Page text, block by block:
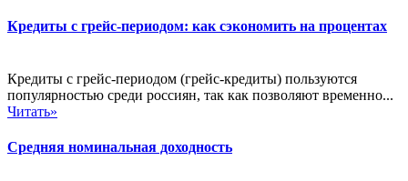
Кредиты с грейс-периодом: как сэкономить на процентах
Кредиты с грейс-периодом (грейс-кредиты) пользуются
популярностью среди россиян, так как позволяют временно...
Читать»
Средняя номинальная доходность